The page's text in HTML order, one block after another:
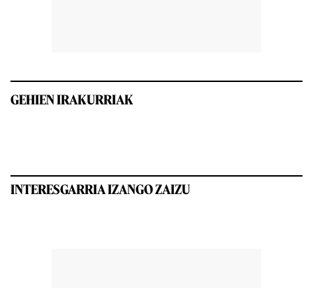
GEHIEN IRAKURRIAK
INTERESGARRIA IZANGO ZAIZU